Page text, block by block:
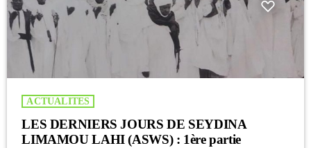
ACTUALITES
LES DERNIERS JOURS DE SEYDINA
LIMAMOU LAHI (ASWS) : 1ère partie